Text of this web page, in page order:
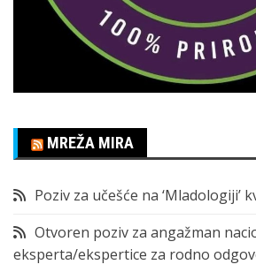
MREŽA MIRA
Poziv za učešće na ‘Mladologiji’
Otvoren poziv za angažman
eksperta/ekspertice za rodno